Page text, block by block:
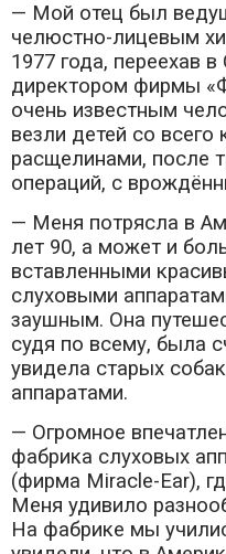
— Мой отец был
челюстно-лицевым
1977 года, переехав
директором фирмы
очень известным
везли детей со всего
расщелинами, после
операций, с
— Меня потрясла в
лет 90, а может и
вставленными
слуховыми
заушным. Она
судя по всему, была
увидела старых
аппаратами.
— Огромное
фабрика слуховых
(фирма Miracle-Ear),
Меня удивило
На фабрике мы